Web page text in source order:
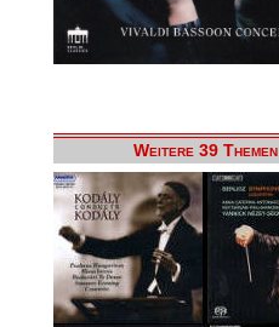
Weitere 39 Themen